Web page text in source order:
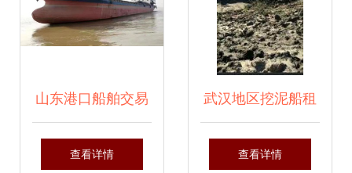
山东港口船舶交易
网上新 11艘船舶出
查看详情
武汉地区挖泥船租
赁服务，专业高效
查看详情